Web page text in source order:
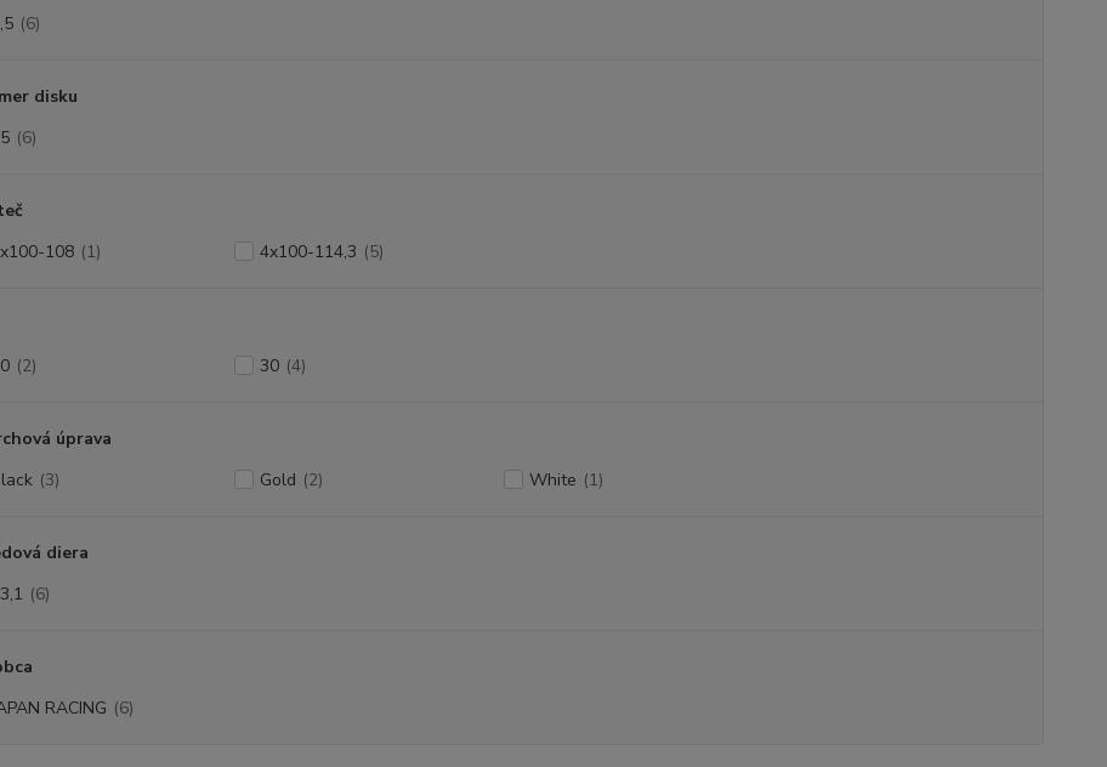
(6)
disku
(6)
108 (1) 4x100-114,3 (5)
(2) 30 (4)
úprava
(3) Gold (2) White (1)
diera
(6)
RACING (6)